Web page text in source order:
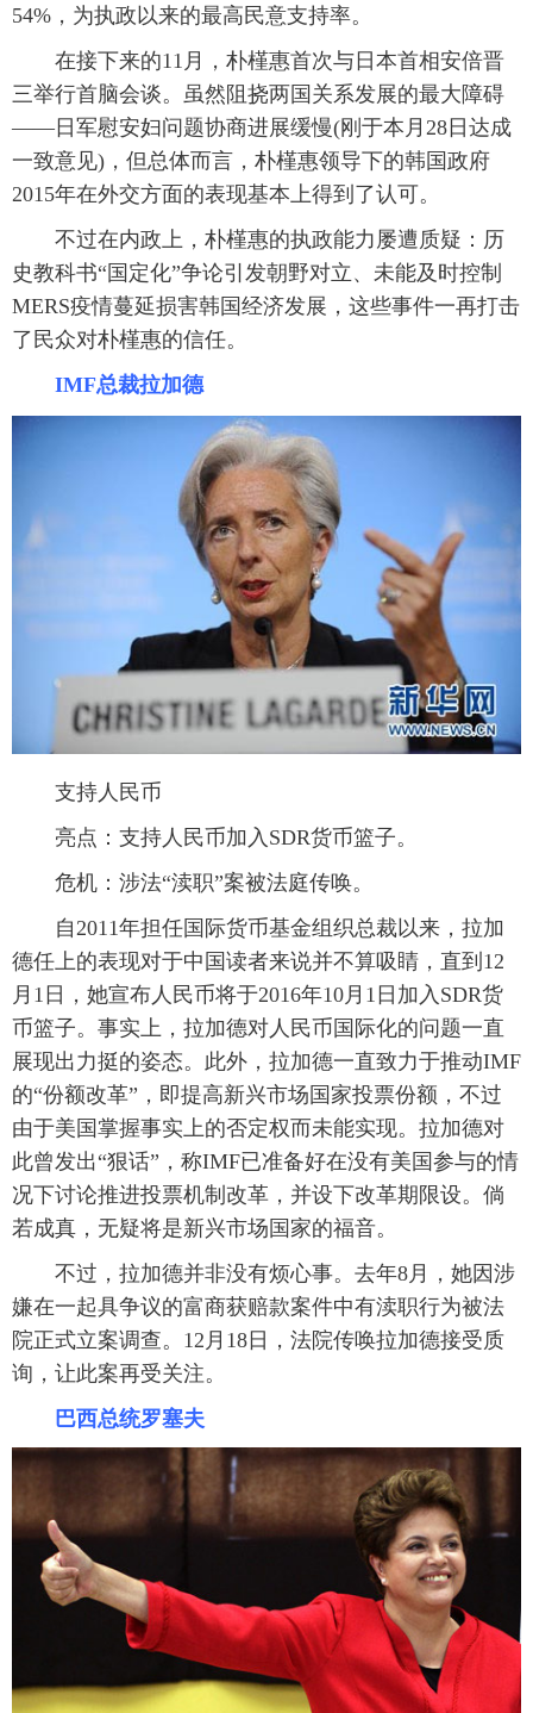
54%，为执政以来的最高民意支持率。
在接下来的11月，朴槿惠首次与日本首相安倍晋
三举行首脑会谈。虽然阻挠两国关系发展的最大障碍
——日军慰安妇问题协商进展缓慢(刚于本月28日达成
一致意见)，但总体而言，朴槿惠领导下的韩国政府
2015年在外交方面的表现基本上得到了认可。
不过在内政上，朴槿惠的执政能力屡遭质疑：历
史教科书“国定化”争论引发朝野对立、未能及时控制
MERS疫情蔓延损害韩国经济发展，这些事件一再打击
了民众对朴槿惠的信任。
IMF总裁拉加德
支持人民币
亮点：支持人民币加入SDR货币篮子。
危机：涉法“渎职”案被法庭传唤。
自2011年担任国际货币基金组织总裁以来，拉加
德任上的表现对于中国读者来说并不算吸睛，直到12
月1日，她宣布人民币将于2016年10月1日加入SDR货
币篮子。事实上，拉加德对人民币国际化的问题一直
展现出力挺的姿态。此外，拉加德一直致力于推动IMF
的“份额改革”，即提高新兴市场国家投票份额，不过
由于美国掌握事实上的否定权而未能实现。拉加德对
此曾发出“狠话”，称IMF已准备好在没有美国参与的情
况下讨论推进投票机制改革，并设下改革期限设。倘
若成真，无疑将是新兴市场国家的福音。
不过，拉加德并非没有烦心事。去年8月，她因涉
嫌在一起具争议的富商获赔款案件中有渎职行为被法
院正式立案调查。12月18日，法院传唤拉加德接受质
询，让此案再受关注。
巴西总统罗塞夫